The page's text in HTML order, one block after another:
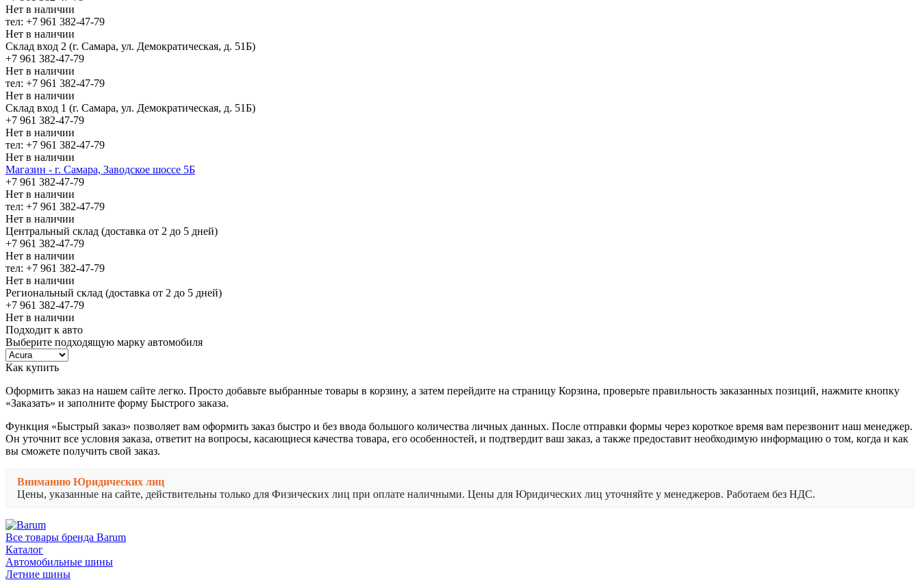
Нет в наличии
тел: +7 961 382-47-79
Нет в наличии
Склад вход 2 (г. Самара, ул. Демократическая, д. 51Б)
+7 961 382-47-79
Нет в наличии
тел: +7 961 382-47-79
Нет в наличии
Склад вход 1 (г. Самара, ул. Демократическая, д. 51Б)
+7 961 382-47-79
Нет в наличии
тел: +7 961 382-47-79
Нет в наличии
Магазин - г. Самара, Заводское шоссе 5Б
+7 961 382-47-79
Нет в наличии
тел: +7 961 382-47-79
Нет в наличии
Центральный склад (доставка от 2 до 5 дней)
+7 961 382-47-79
Нет в наличии
тел: +7 961 382-47-79
Нет в наличии
Региональный склад (доставка от 2 до 5 дней)
+7 961 382-47-79
Нет в наличии
Подходит к авто
Выберите подходящую марку автомобиля
Как купить
Оформить заказ на нашем сайте легко. Просто добавьте выбранные товары в корзину, а затем перейдите на страницу Корзина, проверьте правильность заказанных позиций, нажмите кнопку
«Заказать» и заполните форму Быстрого заказа.
Функция «Быстрый заказ» позволяет вам оформить заказ быстро и без ввода большого количества личных данных. После отправки формы через короткое время вам перезвонит наш менеджер.
Он уточнит все условия заказа, ответит на вопросы, касающиеся качества товара, его особенностей, и подтвердит ваш заказ, а также предоставит необходимую информацию о том, когда и как
вы сможете получить свой заказ.
Вниманию Юридических лиц
Цены, указанные на сайте, действительны только для Физических лиц при оплате наличными. Цены для Юридических лиц уточняйте у менеджеров. Работаем без НДС.
Все товары бренда Barum
Каталог
Автомобильные шины
Летние шины